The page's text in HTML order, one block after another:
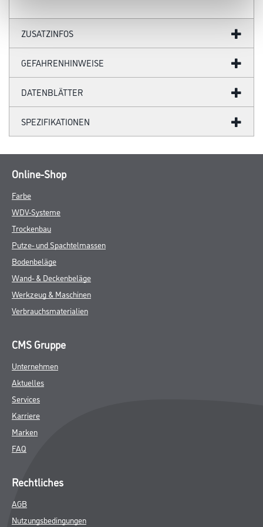
ZUSATZINFOS
GEFAHRENHINWEISE
DATENBLÄTTER
SPEZIFIKATIONEN
Online-Shop
Farbe
WDV-Systeme
Trockenbau
Putze- und Spachtelmassen
Bodenbeläge
Wand- & Deckenbeläge
Werkzeug & Maschinen
Verbrauchsmaterialien
CMS Gruppe
Unternehmen
Aktuelles
Services
Karriere
Marken
FAQ
Rechtliches
AGB
Nutzungsbedingungen